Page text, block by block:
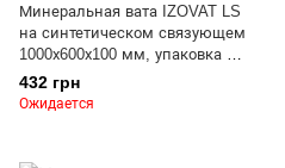
Минеральная вата IZOVAT LS
на синтетическом связующем
1000х600х100 мм, упаковка 5
плит, 3м2
432 грн
Ожидается